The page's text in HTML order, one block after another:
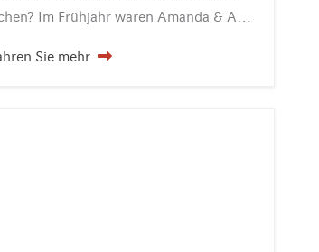
Entchen? Im Frühjahr waren Amanda & Agathe in Hamburg. Auf dieser Reise ist einiges passiert. Lesen Sie hier die kurze Geschichte über diesen Ausflug und haben…
Sie mehr